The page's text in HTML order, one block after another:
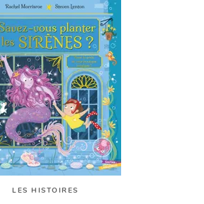
LES HISTOIRES